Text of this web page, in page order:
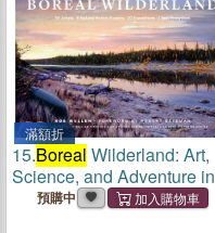
滿額折
15.Boreal Wilderland: Art,
Science, and Adventure in
Earth's Greatest Wilderness
預購中